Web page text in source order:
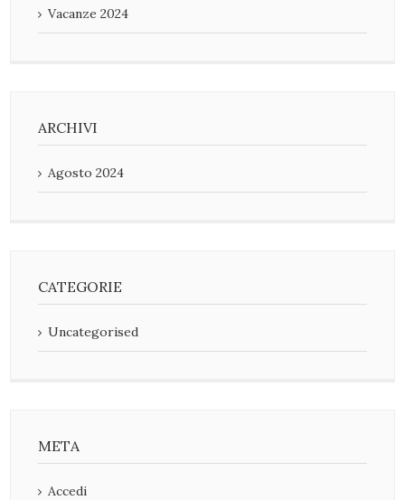
Vacanze 2024
ARCHIVI
Agosto 2024
CATEGORIE
Uncategorised
META
Accedi